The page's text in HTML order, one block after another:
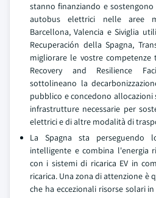
stanno finanziando e
autobus elettrici nelle aree
Barcellona, Valencia e Siviglia
Recuperación della Spagna,
migliorare le vostre
Recovery and Resilience
sottolineano la
pubblico e concedono allocazioni
infrastrutture necessarie per
elettrici e di altre modalità di
La Spagna sta perseguendo
intelligente e combina l'energia
con i sistemi di ricarica EV in
ricarica. Una zona di attenzione è
che ha eccezionali risorse solari